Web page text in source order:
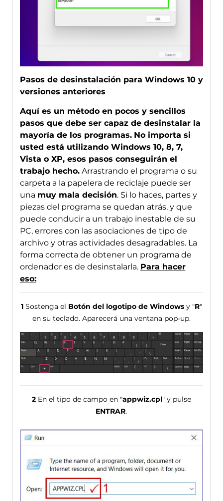
Pasos de desinstalación para Windows 10 y
versiones anteriores
Aquí es un método en pocos y sencillos
pasos que debe ser capaz de desinstalar la
mayoría de los programas. No importa si
usted está utilizando Windows 10, 8, 7,
Vista o XP, esos pasos conseguirán el
trabajo hecho.Arrastrando el programa o su
carpeta a la papelera de reciclaje puede ser
una muy mala decisión. Si lo haces, partes y
piezas del programa se quedan atrás, y que
puede conducir a un trabajo inestable de su
PC, errores con las asociaciones de tipo de
archivo y otras actividades desagradables. La
forma correcta de obtener un programa de
ordenador es de desinstalarla. Para hacer
eso:
1Sostenga el Botón del logotipo de Windowsy "R"
en su teclado. Aparecerá una ventana pop-up.
2En el tipo de campo en "appwiz.cpl" y pulse
ENTRAR.